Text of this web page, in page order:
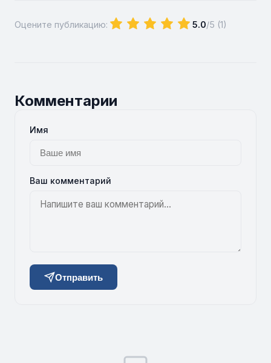
Оцените публикацию: 5.0/5 (1)
Комментарии
Имя
Ваш комментарий
Отправить